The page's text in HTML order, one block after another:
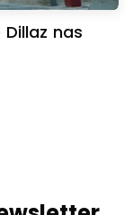
nas